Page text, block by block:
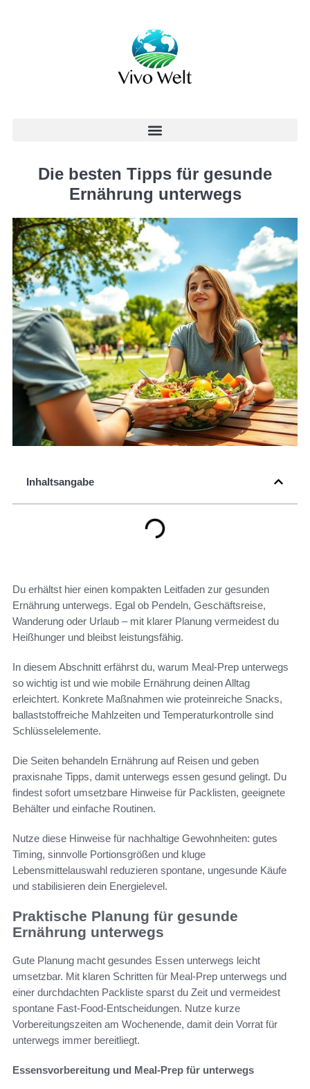
Die besten Tipps für gesunde
Ernährung unterwegs
Inhaltsangabe
Du erhältst hier einen kompakten Leitfaden zur gesunden
Ernährung unterwegs. Egal ob Pendeln, Geschäftsreise,
Wanderung oder Urlaub – mit klarer Planung vermeidest du
Heißhunger und bleibst leistungsfähig.
In diesem Abschnitt erfährst du, warum Meal-Prep unterwegs
so wichtig ist und wie mobile Ernährung deinen Alltag
erleichtert. Konkrete Maßnahmen wie proteinreiche Snacks,
ballaststoffreiche Mahlzeiten und Temperaturkontrolle sind
Schlüsselelemente.
Die Seiten behandeln Ernährung auf Reisen und geben
praxisnahe Tipps, damit unterwegs essen gesund gelingt. Du
findest sofort umsetzbare Hinweise für Packlisten, geeignete
Behälter und einfache Routinen.
Nutze diese Hinweise für nachhaltige Gewohnheiten: gutes
Timing, sinnvolle Portionsgrößen und kluge
Lebensmittelauswahl reduzieren spontane, ungesunde Käufe
und stabilisieren dein Energielevel.
Praktische Planung für gesunde
Ernährung unterwegs
Gute Planung macht gesundes Essen unterwegs leicht
umsetzbar. Mit klaren Schritten für Meal-Prep unterwegs und
einer durchdachten Packliste sparst du Zeit und vermeidest
spontane Fast-Food-Entscheidungen. Nutze kurze
Vorbereitungszeiten am Wochenende, damit dein Vorrat für
unterwegs immer bereitliegt.
Essensvorbereitung und Meal-Prep für unterwegs